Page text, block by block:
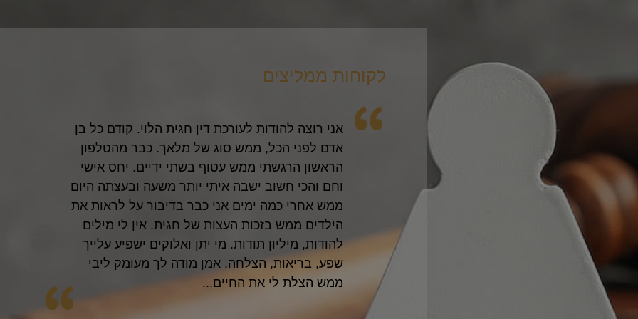
מהפגישה הראשונה ידעתי שאני
עזרת לי לעבור את הליך
יחסית ומבלי להיכנס לתחושות
של הצד השני). אני והילדים
הלב. שתזכי לפרנסה טובה ולהצלחה
אני רוצה להודות לעורכת דין חגית הלוי. קודם כל בן
אדם לפני הכל, ממש סוג של מלאך. כבר מהטלפון
הראשון הרגשתי ממש עטוף בשתי ידיים. יחס אישי
וחם והכי חשוב ישבה איתי יותר משעה ובעצתה היום
ממש אחרי כמה ימים אני כבר בדיבור על לראות את
הילדים ממש בזכות העצות של חגית. אין לי מילים
להודות, מיליון תודות. מי יתן ואלוקים ישפיע עלייך
שפע, בריאות, הצלחה. אמן מודה לך מעומק ליבי
ממש הצלת לי את החיים...
לקוחות ממליצים